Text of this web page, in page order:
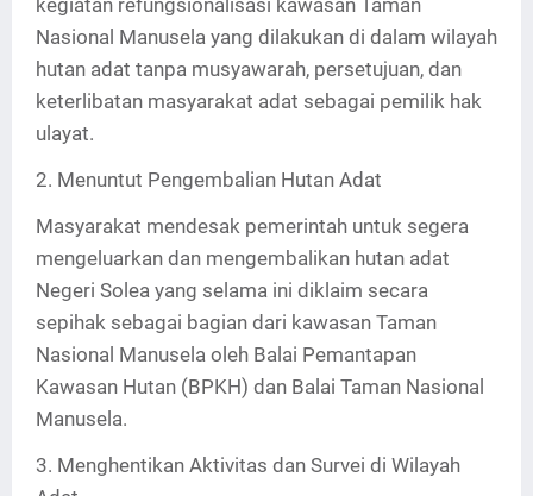
kegiatan refungsionalisasi kawasan Taman
Nasional Manusela yang dilakukan di dalam wilayah
hutan adat tanpa musyawarah, persetujuan, dan
keterlibatan masyarakat adat sebagai pemilik hak
ulayat.
2. Menuntut Pengembalian Hutan Adat
Masyarakat mendesak pemerintah untuk segera
mengeluarkan dan mengembalikan hutan adat
Negeri Solea yang selama ini diklaim secara
sepihak sebagai bagian dari kawasan Taman
Nasional Manusela oleh Balai Pemantapan
Kawasan Hutan (BPKH) dan Balai Taman Nasional
Manusela.
3. Menghentikan Aktivitas dan Survei di Wilayah